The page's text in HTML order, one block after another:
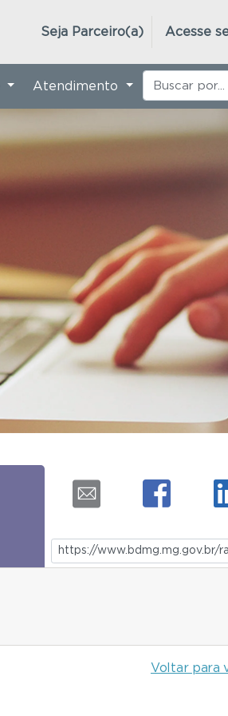
Acesse
Seja Parceiro(a)
Atendimento
Voltar para